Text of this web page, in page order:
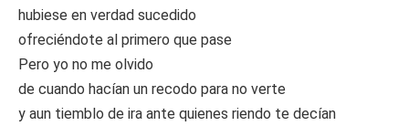
hubiese en verdad sucedido
ofreciéndote al primero que pase
Pero yo no me olvido
de cuando hacían un recodo para no verte
y aun tiemblo de ira ante quienes riendo te decían